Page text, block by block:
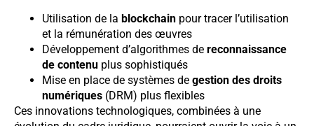
Utilisation de la blockchain pour tracer l’utilisation
et la rémunération des œuvres
Développement d’algorithmes de reconnaissance
de contenu plus sophistiqués
Mise en place de systèmes de gestion des droits
numériques (DRM) plus flexibles
Ces innovations technologiques, combinées à une